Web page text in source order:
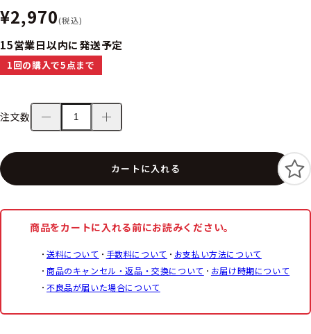
¥2,970(税込)
15営業日以内に発送予定
1回の購入で5点まで
注文数
カートに入れる
商品をカートに入れる前にお読みください。
送料について 手数料について
お支払い方法について
商品のキャンセル・返品・交換について
お届け時期について
不良品が届いた場合について